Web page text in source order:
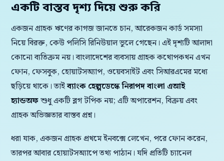
একটি বাস্তব দৃশ্য দিয়ে শুরু করি
একজন গ্রাহক ঋণের কাগজ জানতে চান, আরেকজন কার্ড সমস্যা
নিয়ে বিরক্ত, কেউ পলিসি রিনিউয়াল ভুলে গেছেন। এই দৃশ্যটি আলাদা
কোনো ব্যতিক্রম নয়। বাংলাদেশের ব্যবসায় গ্রাহক কথোপকথন এখন
ফোন, ফেসবুক, হোয়াটসঅ্যাপ, ওয়েবসাইট এবং সিআরএমের মধ্যে
ছড়িয়ে থাকে। তাইব্যাংক হেল্পডেস্কে নিরাপদ বাংলা এআই
হ্যান্ডঅফশুধু একটি ব্লগ টপিক নয়; এটি অপারেশন, বিক্রয় এবং
গ্রাহক অভিজ্ঞতার বাস্তব প্রশ্ন।
ধরা যাক, একজন গ্রাহক প্রথমে ইনবক্সে লেখেন, পরে ফোন করেন,
তারপর আবার হোয়াটসঅ্যাপে তথ্য পাঠান। যদি প্রতিটি চ্যানেল